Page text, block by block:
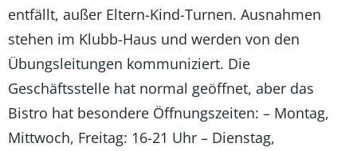
entfällt, außer Eltern-Kind-Turnen. Ausnahmen
stehen im Klubb-Haus und werden von den
Übungsleitungen kommuniziert. Die
Geschäftsstelle hat normal geöffnet, aber das
Bistro hat besondere Öffnungszeiten: – Montag,
Mittwoch, Freitag: 16-21 Uhr – Dienstag,